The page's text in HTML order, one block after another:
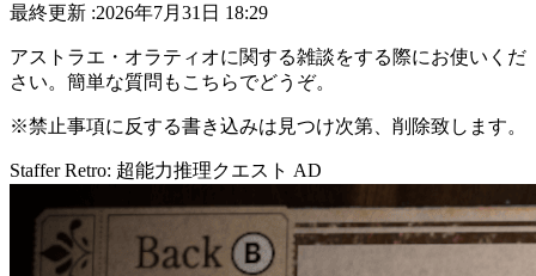
最終更新 :2026年7月31日 18:29
アストラエ・オラティオに関する雑談をする際にお使いくだ
さい。簡単な質問もこちらでどうぞ。
※禁止事項に反する書き込みは見つけ次第、削除致します。
Staffer Retro: 超能力推理クエスト AD